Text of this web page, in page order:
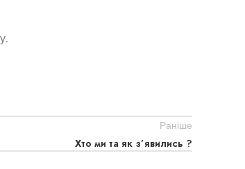
Раніше
Хто ми та як з’явились ?